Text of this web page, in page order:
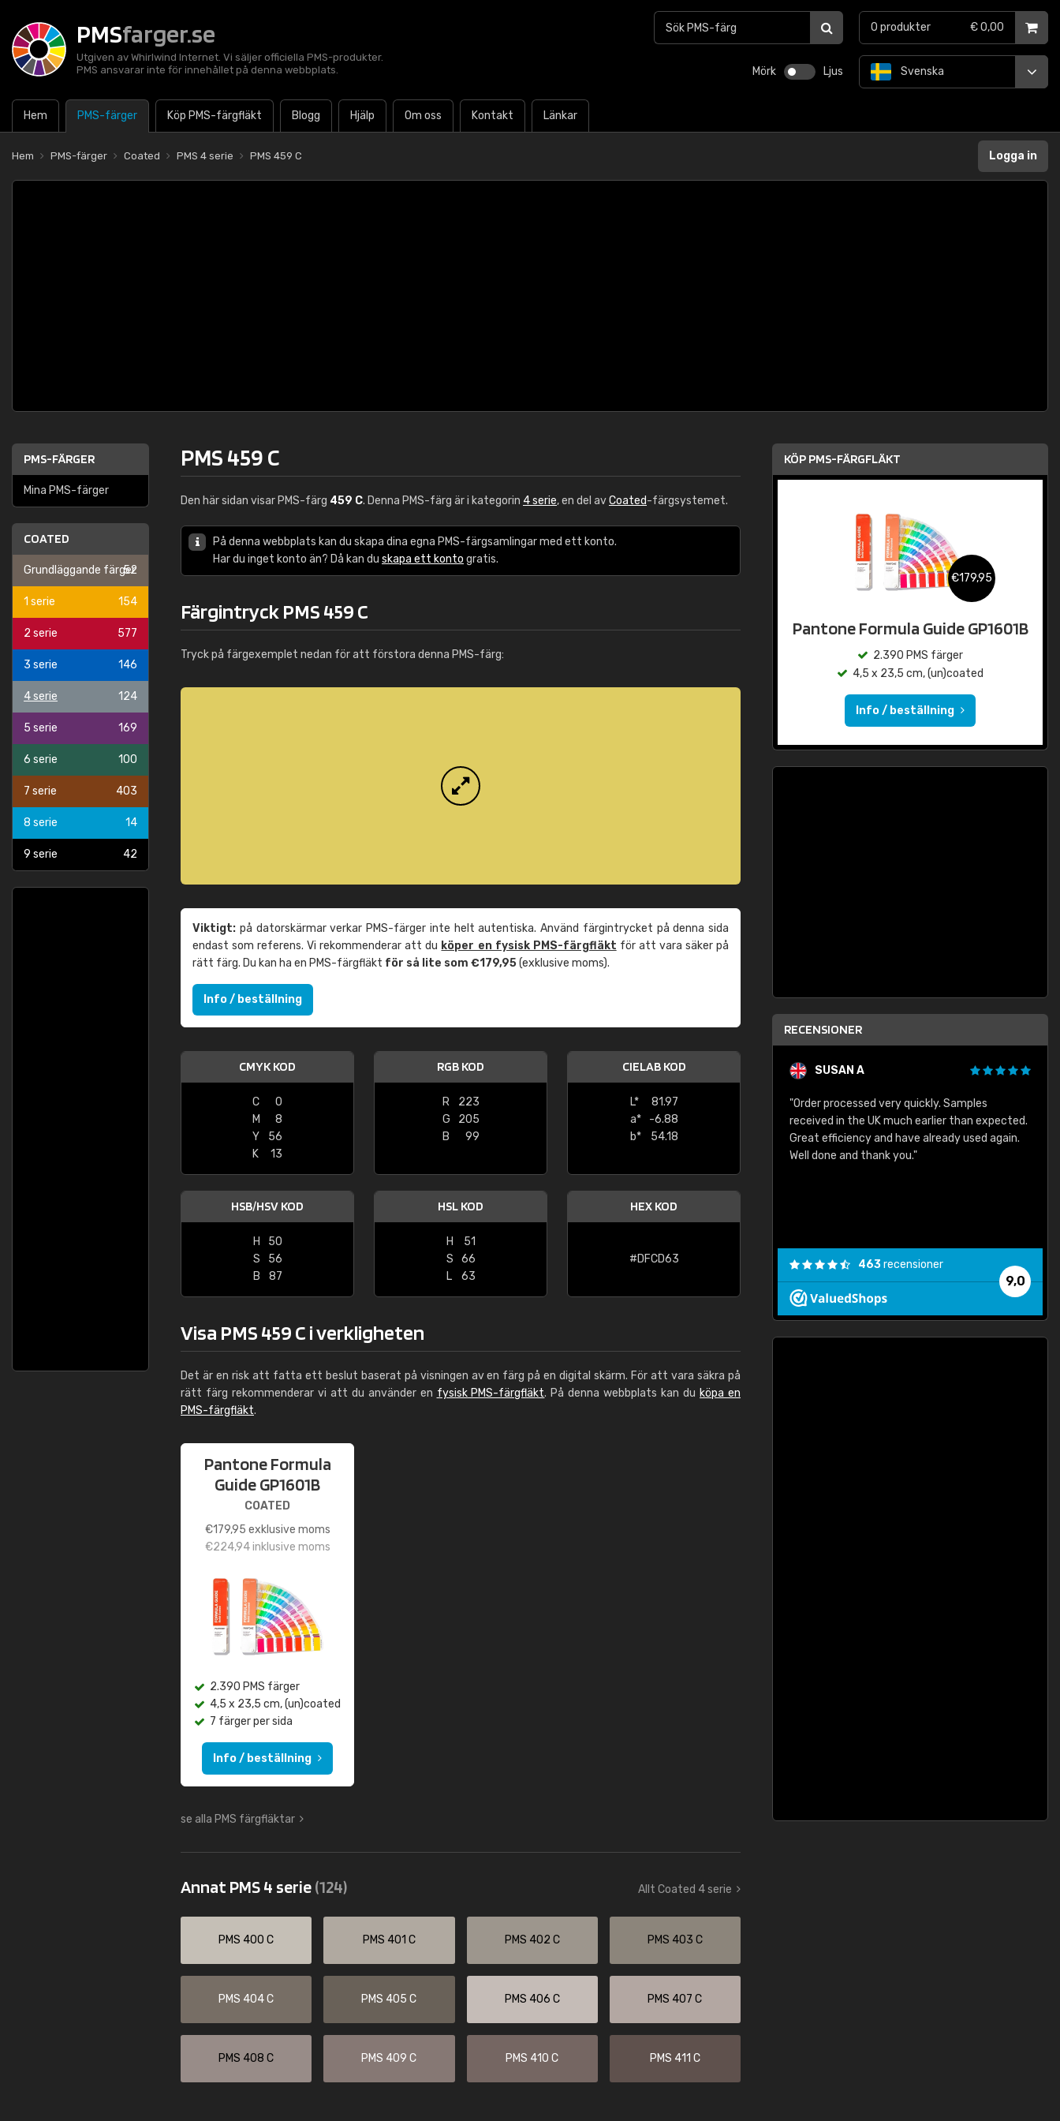
PMSfarger.se
Utgiven av Whirlwind Internet. Vi säljer officiella PMS-produkter.
PMS ansvarar inte för innehållet på denna webbplats.
Mörk Ljus
Hem PMS-färger Köp PMS-färgfläkt Blogg Hjälp Om oss Kontakt Länkar
Svenska
0 produkter € 0,00
Hem PMS-färger Coated PMS 4 serie PMS 459 C Logga in
PMS-FÄRGER
Mina PMS-färger
COATED
Grundläggande färger
52
1 serie 154
2 serie 577
3 serie 146
4 serie 124
5 serie 169
6 serie 100
7 serie 403
8 serie 14
9 serie 42
PMS 459 C
Den här sidan visar PMS-färg 459 C. Denna PMS-färg är i kategorin 4 serie, en del avCoated-färgsystemet.
På denna webbplats kan du skapa dina egna PMS-färgsamlingar med ett konto.
Har du inget konto än? Då kan du skapa ett konto gratis.
Färgintryck PMS 459 C
Tryck på färgexemplet nedan för att förstora denna PMS-färg:
Viktigt: på datorskärmar verkar PMS-färger inte helt autentiska. Använd färgintrycket på denna sida
endast som referens. Vi rekommenderar att du köper en fysisk PMS-färgfläkt för att vara säker på
rätt färg. Du kan ha en PMS-färgfläkt för så lite som €179,95(exklusive moms).
Info / beställning
CMYK KOD
C
0
M
8
Y
56
K
13
RGB KOD
R
223
G
205
B
99
CIELAB KOD
L*
81.97
a*
-6.88
b*
54.18
HSB/HSV KOD
H
50
S
56
B
87
HSL KOD
H
51
S
66
L
63
HEX KOD
#DFCD63
Visa PMS 459 C i verkligheten
Det är en risk att fatta ett beslut baserat på visningen av en färg på en digital skärm. För att vara säkra på
rätt färg rekommenderar vi att du använder en fysisk PMS-färgfläkt. På denna webbplats kan du köpa en
PMS-färgfläkt.
Pantone Formula
Guide GP1601B
COATED
€179,95 exklusive moms
€224,94inklusive moms
2.390 PMS färger
4,5 x 23,5 cm, (un)coated
7 färger per sida
Info / beställning
se alla PMS färgfläktar
Annat PMS 4 serie(124) Allt Coated 4 serie
PMS 400 C PMS 401 C PMS 402 C PMS 403 C
PMS 404 C PMS 405 C PMS 406 C PMS 407 C
PMS 408 C PMS 409 C PMS 410 C PMS 411 C
KÖP PMS-FÄRGFLÄKT
€179,95
Pantone Formula Guide GP1601B
2.390 PMS färger
4,5 x 23,5 cm, (un)coated
Info / beställning
RECENSIONER
Leinster Home and
"Great product and speedy delivery"
SUSAN A
"Order processed very quickly. Samples
received in the UK much earlier than expected.
Great efficiency and have already used again.
Well done and thank you."
9,0
463recensioner